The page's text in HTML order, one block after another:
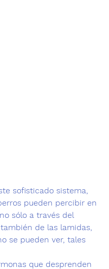
sofisticado sistema,
pueden percibir en
sólo a través del
de las lamidas,
se pueden ver, tales
que desprenden